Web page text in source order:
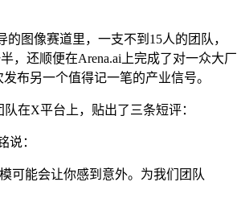
的图像赛道里，一支不到15人的团队，
，还顺便在Arena.ai上完成了对一众大厂
布另一个值得记一笔的产业信号。
在X平台上，贴出了三条短评：
说：
可能会让你感到意外。为我们团队